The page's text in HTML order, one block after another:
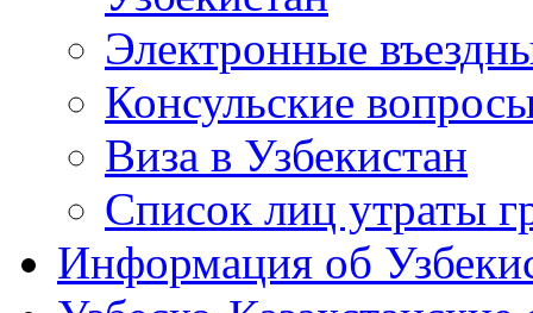
Электронные
Консульские
Виза в Узбекистан
Список лиц утраты
Информация об